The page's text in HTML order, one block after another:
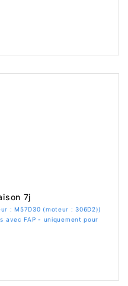
7j
: M57D30 (moteur : 306D2))
avec FAP - uniquement pour